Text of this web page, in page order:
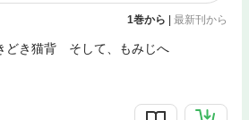
1巻から | 最新刊から
どき猫背 そして、もみじへ